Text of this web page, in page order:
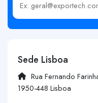
Insira o seu email
Sede Lisboa
Rua Fernando
1950-448 Lisboa